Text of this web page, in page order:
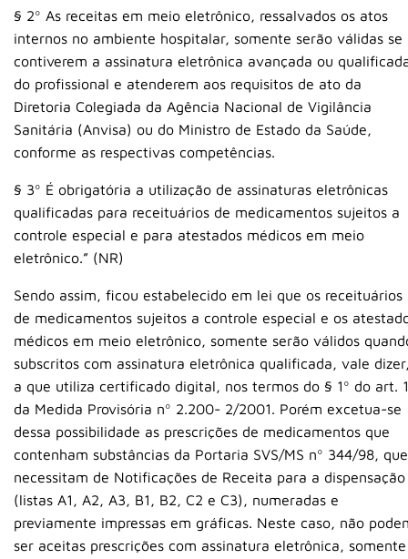
§ 2º As receitas em meio eletrônico, ressalvados os atos
internos no ambiente hospitalar, somente serão válidas se
contiverem a assinatura eletrônica avançada ou
do profissional e atenderem aos requisitos de ato da
Diretoria Colegiada da Agência Nacional de Vigilância
Sanitária (Anvisa) ou do Ministro de Estado da Saúde,
conforme as respectivas competências.
§ 3º É obrigatória a utilização de assinaturas eletrônicas
qualificadas para receituários de medicamentos sujeitos a
controle especial e para atestados médicos em meio
eletrônico.” (NR)
Sendo assim, ficou estabelecido em lei que os receituários
de medicamentos sujeitos a controle especial e os
médicos em meio eletrônico, somente serão válidos
subscritos com assinatura eletrônica qualificada, vale
a que utiliza certificado digital, nos termos do § 1º do art.
da Medida Provisória nº 2.200- 2/2001. Porém excetua-se
dessa possibilidade as prescrições de medicamentos que
contenham substâncias da Portaria SVS/MS nº 344/98, que
necessitam de Notificações de Receita para a dispensação
(listas A1, A2, A3, B1, B2, C2 e C3), numeradas e
previamente impressas em gráficas. Neste caso, não
ser aceitas prescrições com assinatura eletrônica, somente